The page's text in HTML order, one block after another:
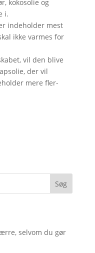
kokosolie og
i.
indeholder mest
ikke varmes for
vil den blive
der vil
mere fler-
Søg
selvom du gør